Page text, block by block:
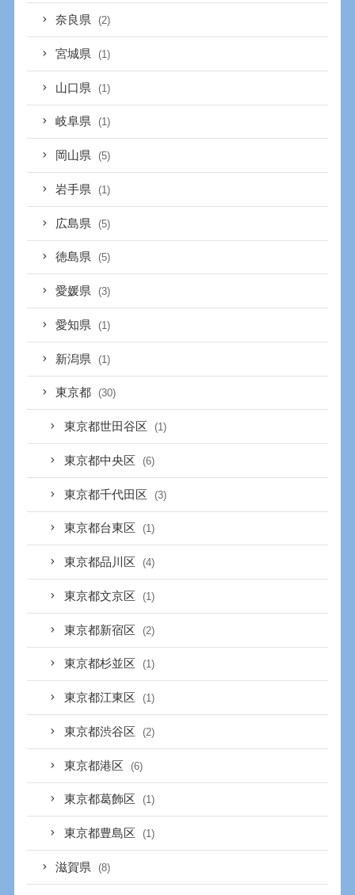
奈良県 (2)
宮城県 (1)
山口県 (1)
岐阜県 (1)
岡山県 (5)
岩手県 (1)
広島県 (5)
徳島県 (5)
愛媛県 (3)
愛知県 (1)
新潟県 (1)
東京都 (30)
東京都世田谷区 (1)
東京都中央区 (6)
東京都千代田区 (3)
東京都台東区 (1)
東京都品川区 (4)
東京都文京区 (1)
東京都新宿区 (2)
東京都杉並区 (1)
東京都江東区 (1)
東京都渋谷区 (2)
東京都港区 (6)
東京都葛飾区 (1)
東京都豊島区 (1)
滋賀県 (8)